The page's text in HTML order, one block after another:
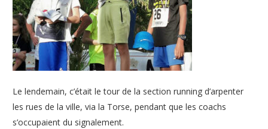
Le lendemain, c’était le tour de la section running d’arpenter
les rues de la ville, via la Torse, pendant que les coachs
s’occupaient du signalement.